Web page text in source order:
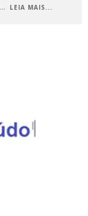
... LEIA MAIS...